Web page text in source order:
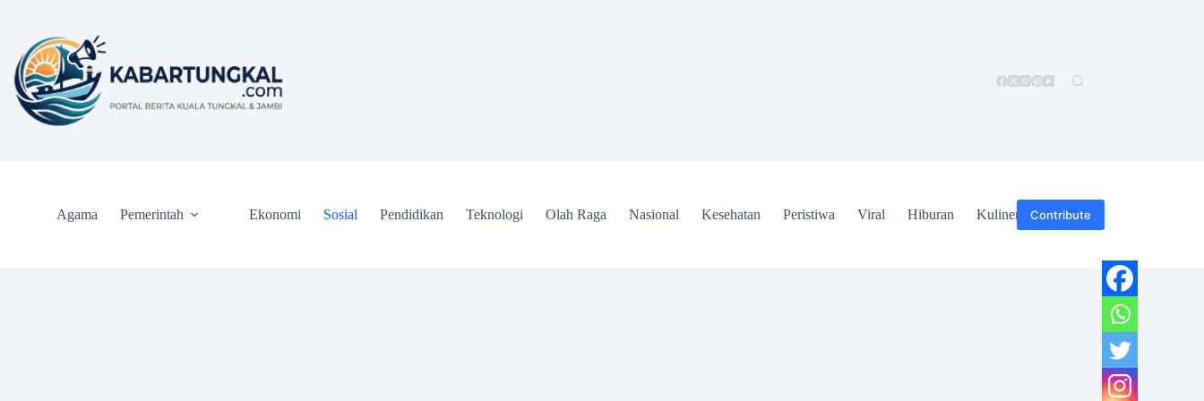
content
Agama Pemerintah Ekonomi Sosial Pendidikan Teknologi Olah Raga Nasional Kesehatan Peristiwa Viral Hiburan Kuliner Hukum
Contribute